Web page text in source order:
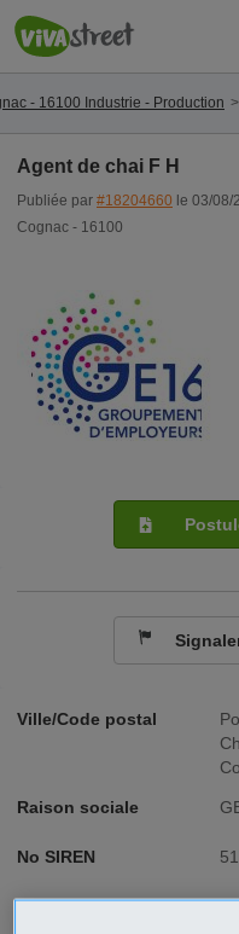
- 16100 Industrie - Production
Agent de chai F H
Publiée par #18204660 le 03/08/
Cognac - 16100
Ville/Code postal
Raison sociale
No SIREN
Fonction